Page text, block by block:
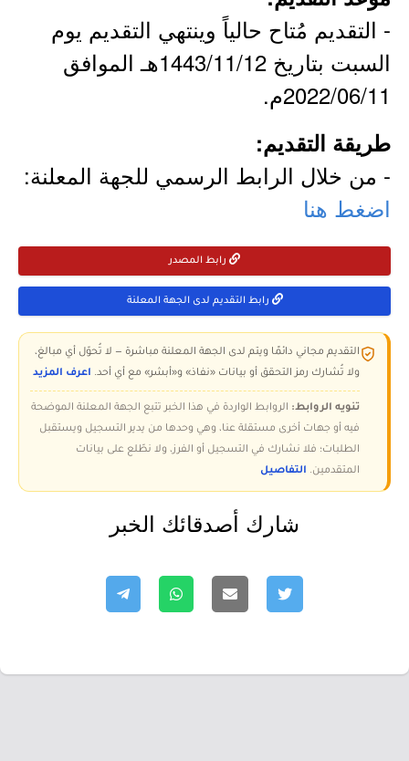
- التقديم مُتاح حالياً وينتهي التقديم يوم
السبت بتاريخ 1443/11/12هـ الموافق
2022/06/11م.
طريقة التقديم:
- من خلال الرابط الرسمي للجهة المعلنة:
اضغط هنا
رابط المصدر
رابط التقديم لدى الجهة المعلنة
التقديم مجاني دائمًا ويتم لدى الجهة المعلنة مباشرة — لا تُحوّل أي مبالغ،
ولا تُشارك رمز التحقق أو بيانات «نفاذ» و«أبشر» مع أي أحد. اعرف المزيد
تنويه الروابط: الروابط الواردة في هذا الخبر تتبع الجهة المعلنة الموضحة
فيه أو جهات أخرى مستقلة عنا، وهي وحدها من يدير التسجيل ويستقبل
الطلبات؛ فلا نشارك في التسجيل أو الفرز، ولا نطّلع على بيانات
المتقدمين. التفاصيل
شارك أصدقائك الخبر